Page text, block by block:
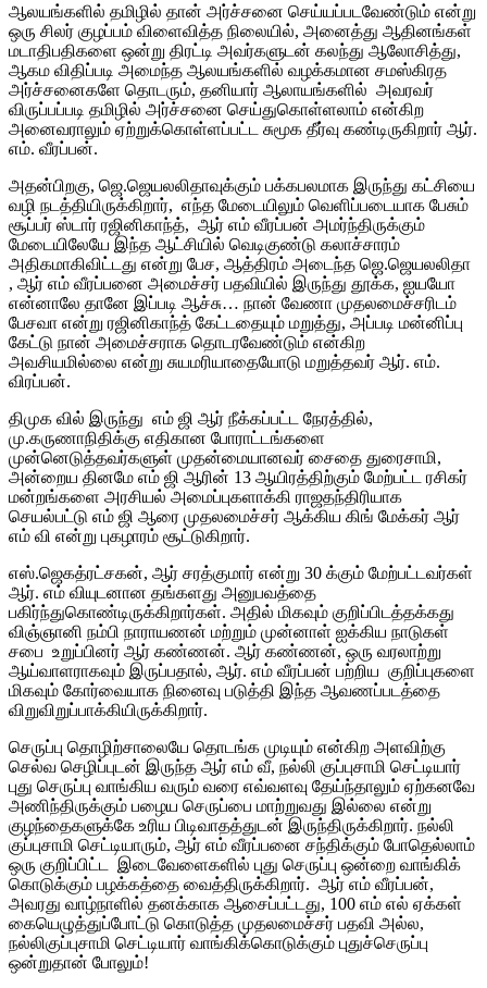
ஆலயங்களில் தமிழில் தான் அர்ச்சனை செய்யப்படவேண்டும் என்று
ஒரு சிலர் குழப்பம் விளைவித்த நிலையில், அனைத்து ஆதினங்கள்
மடாதிபதிகளை ஒன்று திரட்டி அவர்களுடன் கலந்து ஆலோசித்து,
ஆகம விதிப்படி அமைந்த ஆலயங்களில் வழக்கமான சமஸ்கிரத
அர்ச்சனைகளே தொடரும், தனியார் ஆலாயங்களில் அவரவர்
விருப்பப்படி தமிழில் அர்ச்சனை செய்துகொள்ளலாம் என்கிற
அனைவராலும் ஏற்றுக்கொள்ளப்பட்ட சுமூக தீர்வு கண்டிருகிறார் ஆர்.
எம். வீரப்பன்.
அதன்பிறகு, ஜெ.ஜெயலலிதாவுக்கும் பக்கபலமாக இருந்து கட்சியை
வழி நடத்தியிருக்கிறார், எந்த மேடையிலும் வெளிப்படையாக பேசும்
சூப்பர் ஸ்டார் ரஜினிகாந்த், ஆர் எம் வீரப்பன் அமர்ந்திருக்கும்
மேடையிலேயே இந்த ஆட்சியில் வெடிகுண்டு கலாச்சாரம்
அதிகமாகிவிட்டது என்று பேச, ஆத்திரம் அடைந்த ஜெ.ஜெயலலிதா
, ஆர் எம் வீரப்பனை அமைச்சர் பதவியில் இருந்து தூக்க, ஐயயோ
என்னாலே தானே இப்படி ஆச்சு… நான் வேணா முதலமைச்சரிடம்
பேசவா என்று ரஜினிகாந்த் கேட்டதையும் மறுத்து, அப்படி மன்னிப்பு
கேட்டு நான் அமைச்சராக தொடரவேண்டும் என்கிற
அவசியமில்லை என்று சுயமரியாதையோடு மறுத்தவர் ஆர். எம்.
விரப்பன்.
திமுக வில் இருந்து எம் ஜி ஆர் நீக்கப்பட்ட நேரத்தில்,
மு.கருணாநிதிக்கு எதிகான போராட்டங்களை
முன்னெடுத்தவர்களுள் முதன்மையானவர் சைதை துரைசாமி,
அன்றைய தினமே எம் ஜி ஆரின் 13 ஆயிரத்திற்கும் மேற்பட்ட ரசிகர்
மன்றங்களை அரசியல் அமைப்புகளாக்கி ராஜதந்திரியாக
செயல்பட்டு எம் ஜி ஆரை முதலமைச்சர் ஆக்கிய கிங் மேக்கர் ஆர்
எம் வி என்று புகழாரம் சூட்டுகிறார்.
எஸ்.ஜெகத்ரட்சகன், ஆர் சரத்குமார் என்று 30 க்கும் மேற்பட்டவர்கள்
ஆர். எம் வியுடனான தங்களது அனுபவத்தை
பகிர்ந்துகொண்டிருக்கிறார்கள். அதில் மிகவும் குறிப்பிடத்தக்கது
விஞ்ஞானி நம்பி நாராயணன் மற்றும் முன்னாள் ஐக்கிய நாடுகள்
சபை உறுப்பினர் ஆர் கண்ணன். ஆர் கண்ணன், ஒரு வரலாற்று
ஆய்வாளராகவும் இருப்பதால், ஆர். எம் வீரப்பன் பற்றிய குறிப்புகளை
மிகவும் கோர்வையாக நினைவு படுத்தி இந்த ஆவணப்படத்தை
விறுவிறுப்பாக்கியிருக்கிறார்.
செருப்பு தொழிற்சாலையே தொடங்க முடியும் என்கிற அளவிற்கு
செல்வ செழிப்புடன் இருந்த ஆர் எம் வீ, நல்லி குப்புசாமி செட்டியார்
புது செருப்பு வாங்கிய வரும் வரை எவ்வளவு தேய்ந்தாலும் ஏற்கனவே
அணிந்திருக்கும் பழைய செருப்பை மாற்றுவது இல்லை என்று
குழந்தைகளுக்கே உரிய பிடிவாதத்துடன் இருந்திருக்கிறார். நல்லி
குப்புசாமி செட்டியாரும், ஆர் எம் வீரப்பனை சந்திக்கும் போதெல்லாம்
ஒரு குறிப்பிட்ட இடைவேளைகளில் புது செருப்பு ஒன்றை வாங்கிக்
கொடுக்கும் பழக்கத்தை வைத்திருக்கிறார். ஆர் எம் வீரப்பன்,
அவரது வாழ்நாளில் தனக்காக ஆசைப்பட்டது, 100 எம் எல் ஏக்கள்
கையெழுத்துப்போட்டு கொடுத்த முதலமைச்சர் பதவி அல்ல,
நல்லிகுப்புசாமி செட்டியார் வாங்கிக்கொடுக்கும் புதுச்செருப்பு
ஒன்றுதான் போலும்!